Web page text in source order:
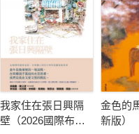
我家住在張日興隔
壁（2026國際布克
金色的
新版）